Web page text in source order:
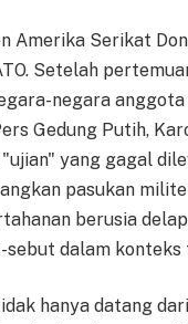
Amerika Serikat
Setelah
negara
Gedung Putih,
yang gagal
pasukan
berusia
sebut dalam
hanya datang